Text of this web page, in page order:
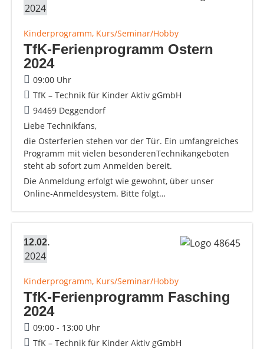
2024
Kinderprogramm, Kurs/Seminar/Hobby
TfK-Ferienprogramm Ostern
2024
09:00 Uhr
TfK – Technik für Kinder Aktiv gGmbH
94469 Deggendorf
Liebe Technikfans,
die Osterferien stehen vor der Tür. Ein umfangreiches
Programm mit vielen besonderenTechnikangeboten
steht ab sofort zum Anmelden bereit.
Die Anmeldung erfolgt wie gewohnt, über unser
Online‐Anmeldesystem. Bitte folgt…
12.02.
2024
Kinderprogramm, Kurs/Seminar/Hobby
TfK-Ferienprogramm Fasching
2024
09:00 - 13:00 Uhr
TfK – Technik für Kinder Aktiv gGmbH